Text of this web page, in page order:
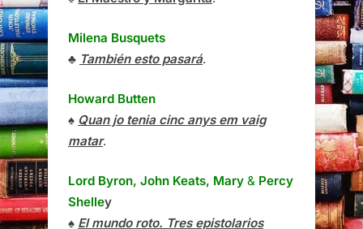
Milena Busquets
♣ También esto pasará.
Howard Butten
♠ Quan jo tenia cinc anys em vaig
matar.
Lord Byron, John Keats, Mary & Percy
Shelley
♠ El mundo roto. Tres epistolarios